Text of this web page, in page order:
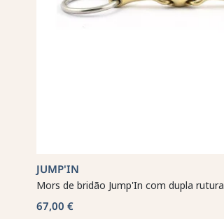
JUMP'IN
Mors de bridão Jump'In com dupla rutura
67,00 €